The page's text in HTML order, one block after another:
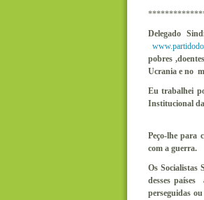
Delegado
pobres
Ucrania e no
Eu trabalhei
Institucional
Peço-lhe para
com a guerra.
Os Socialistas
desses
perseguidas